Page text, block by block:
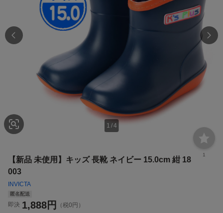
1 /4
1
【新品 未使用】キッズ 長靴 ネイビー 15.0cm 紺 18
003
INVICTA
匿名配送
即決 1,888円
（税0円）